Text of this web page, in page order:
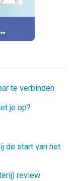
te verbinden
je op?
de start van het
review